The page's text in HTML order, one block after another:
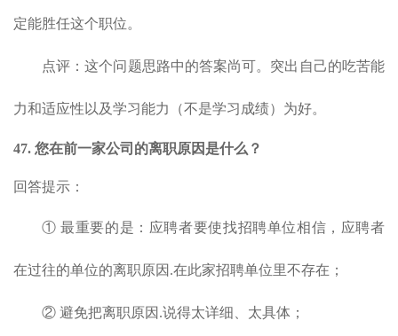
定能胜任这个职位。
点评：这个问题思路中的答案尚可。突出自己的吃苦能
力和适应性以及学习能力（不是学习成绩）为好。
47. 您在前一家公司的离职原因是什么？
回答提示：
① 最重要的是：应聘者要使找招聘单位相信，应聘者
在过往的单位的离职原因.在此家招聘单位里不存在；
② 避免把离职原因.说得太详细、太具体；